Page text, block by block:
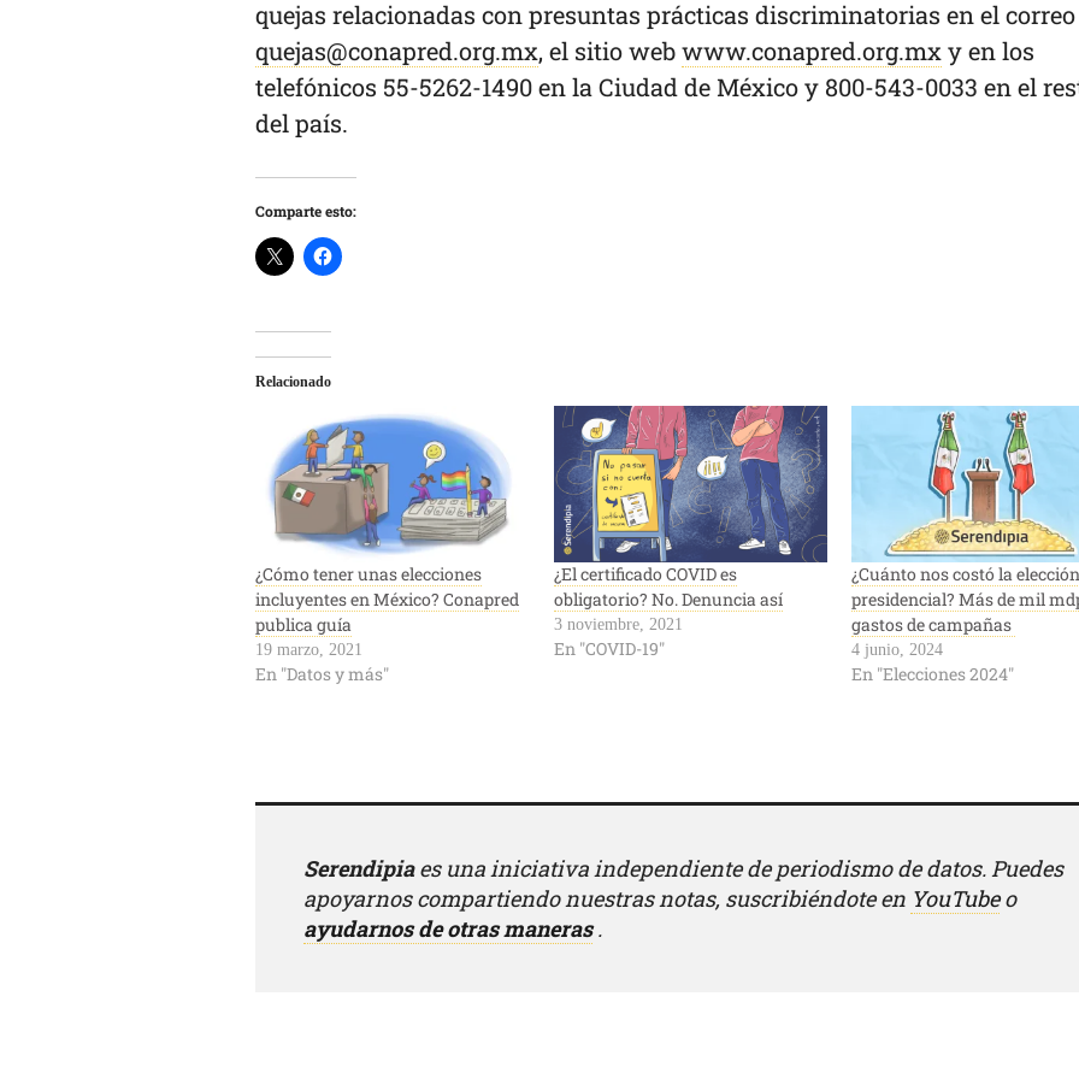
quejas relacionadas con presuntas prácticas discriminatorias en el correo
quejas@conapred.org.mx, el sitio webwww.conapred.org.mx y en los
telefónicos 55-5262-1490 en la Ciudad de México y 800-543-0033 en el
del país.
Comparte esto:
Relacionado
¿Cómo tener unas elecciones
incluyentes en México? Conapred
publica guía
19 marzo, 2021
En "Datos y más"
¿El certificado COVID es
obligatorio? No. Denuncia así
3 noviembre, 2021
En "COVID-19"
¿Cuánto nos costó la elección
presidencial? Más de mil
gastos de campañas
4 junio, 2024
En "Elecciones 2024"
Serendipiaes una iniciativa independiente de periodismo de datos. Puedes
apoyarnos compartiendo nuestras notas, suscribiéndote en YouTubeo
ayudarnos de otras maneras .